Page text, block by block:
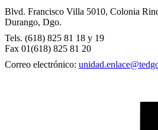
Blvd. Francisco Villa 5010, Colonia
Durango, Dgo.
Tels. (618) 825 81 18 y 19
Fax 01(618) 825 81 20
Correo electrónico: